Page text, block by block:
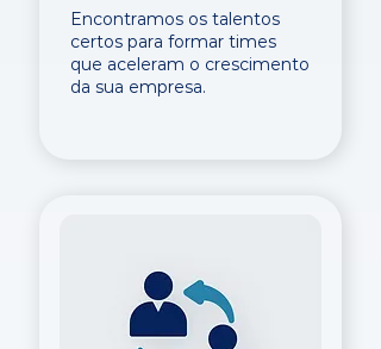
Encontramos os talentos
certos para formar times
que aceleram o crescimento
da sua empresa.